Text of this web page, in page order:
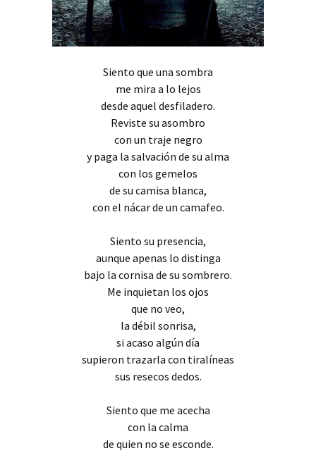
Siento que una sombra
me mira a lo lejos
desde aquel desfiladero.
Reviste su asombro
con un traje negro
y paga la salvación de su alma
con los gemelos
de su camisa blanca,
con el nácar de un camafeo.
Siento su presencia,
aunque apenas lo distinga
bajo la cornisa de su sombrero.
Me inquietan los ojos
que no veo,
la débil sonrisa,
si acaso algún día
supieron trazarla con tiralíneas
sus resecos dedos.
Siento que me acecha
con la calma
de quien no se esconde.